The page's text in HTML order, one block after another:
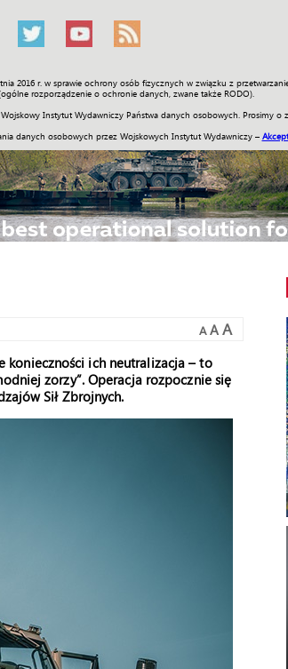
2016 r. w sprawie ochrony osób fizycznych w związku z
rozporządzenie o ochronie danych, zwane także RODO).
Instytut Wydawniczy Państwa danych osobowych. Prosimy o
danych osobowych przez Wojskowych Instytut Wydawniczy –
Historia Galerie Wideo ENGLISH
A A A
konieczności ich neutralizacja – to
zorzy”. Operacja rozpocznie się
Sił Zbrojnych.